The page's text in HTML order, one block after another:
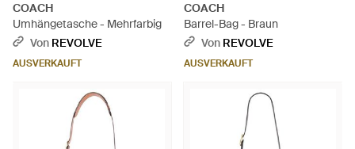
COACH
Umhängetasche - Mehrfarbig
Von REVOLVE
AUSVERKAUFT
COACH
Barrel-Bag - Braun
Von REVOLVE
AUSVERKAUFT